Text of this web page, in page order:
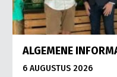
ALGEMENE
6 AUGUSTUS 2026